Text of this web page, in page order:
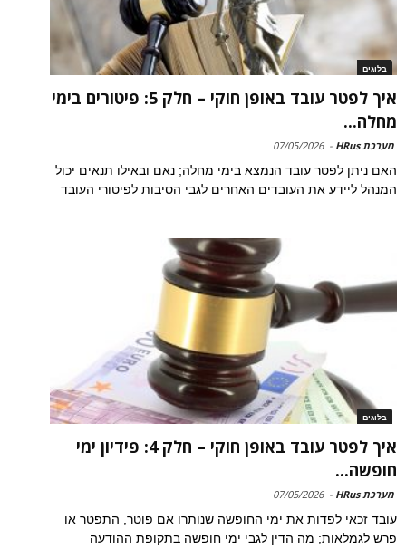
בלוגים
איך לפטר עובד באופן חוקי – חלק 5: פיטורים בימי
מחלה...
מערכת HRus -
07/05/2026
האם ניתן לפטר עובד הנמצא בימי מחלה; נאם ובאילו תנאים יכול
המנהל ליידע את העובדים האחרים לגבי הסיבות לפיטורי העובד
בלוגים
איך לפטר עובד באופן חוקי – חלק 4: פידיון ימי
חופשה...
מערכת HRus -
07/05/2026
עובד זכאי לפדות את ימי החופשה שנותרו אם פוטר, התפטר או
פרש לגמלאות; מה הדין לגבי ימי חופשה בתקופת ההודעה